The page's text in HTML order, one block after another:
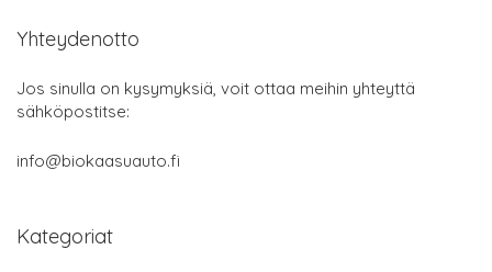
Yhteydenotto
Jos sinulla on kysymyksiä, voit ottaa meihin yhteyttä
sähköpostitse:
info@biokaasuauto.fi
Kategoriat